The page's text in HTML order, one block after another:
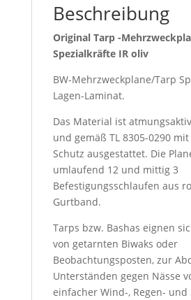
Beschreibung
Original Tarp -
Spezialkräfte IR oliv
BW-Mehrzweckplane/Tarp
Lagen-Laminat.
Das Material ist
und gemäß TL 8305-0290
Schutz ausgestattet. Die
umlaufend 12 und mittig 3
Befestigungsschlaufen aus
Gurtband.
Tarps bzw. Bashas eignen
von getarnten Biwaks oder
Beobachtungsposten, zur
Unterständen gegen Nässe
einfacher Wind-, Regen- und